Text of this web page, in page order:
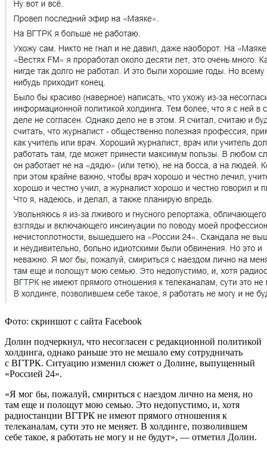
Фото: скриншот с сайта Facebook
Долин подчеркнул, что несогласен с редакционной политикой
холдинга, однако раньше это не мешало ему сотрудничать
с ВГТРК. Ситуацию изменил сюжет о Долине, выпущенный
«Россией 24».
«Я мог бы, пожалуй, смириться с наездом лично на меня, но
там еще и полощут мою семью. Это недопустимо, и, хотя
радиостанции ВГТРК не имеют прямого отношения к
телеканалам, сути это не меняет. В холдинге, позволившем
себе такое, я работать не могу и не будут», — отметил Долин.